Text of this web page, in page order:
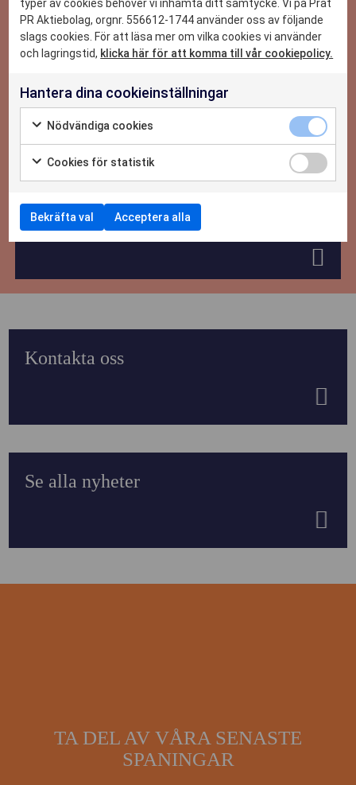
CASE
NYHETER
OM OSS
KONTAKTA OSS
Livestream med NIVEA och Margareta Grääs
Kontakta oss
Se alla nyheter
TA DEL AV VÅRA SENASTE
SPANINGAR
typer av cookies behöver vi inhämta ditt samtycke. Vi på Prat
PR Aktiebolag, orgnr. 556612-1744 använder oss av följande
slags cookies. För att läsa mer om vilka cookies vi använder
och lagringstid, klicka här för att komma till vår cookiepolicy.
Hantera dina cookieinställningar
Nödvändiga cookies
Cookies för statistik
Bekräfta val Acceptera alla